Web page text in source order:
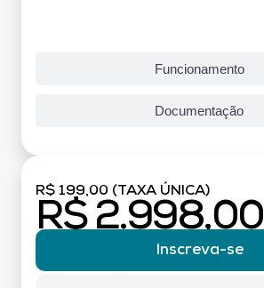
Funcionamento
Documentação
R$ 199,00 (TAXA ÚNICA)
R$ 2.998,00
Inscreva-se